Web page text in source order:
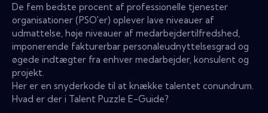
De fem bedste procent af professionelle tjenester
organisationer (PSO'er) oplever lave niveauer af
udmattelse, høje niveauer af medarbejdertilfredshed,
imponerende fakturerbar personaleudnyttelsesgrad og
øgede indtægter fra enhver medarbejder, konsulent og
projekt.
Her er en snyderkode til at knække talentet conundrum.
Hvad er der i Talent Puzzle E-Guide?